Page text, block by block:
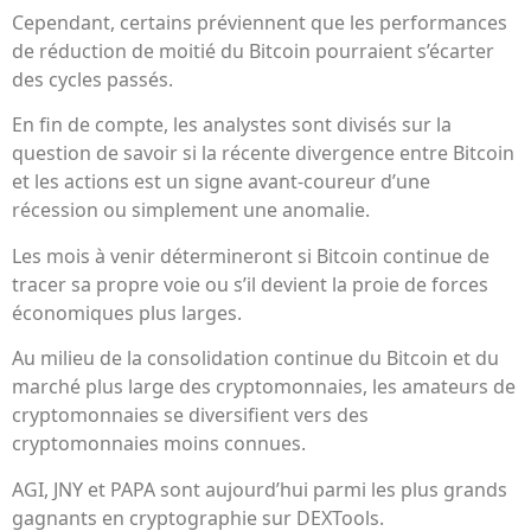
Cependant, certains préviennent que les performances
de réduction de moitié du Bitcoin pourraient s’écarter
des cycles passés.
En fin de compte, les analystes sont divisés sur la
question de savoir si la récente divergence entre Bitcoin
et les actions est un signe avant-coureur d’une
récession ou simplement une anomalie.
Les mois à venir détermineront si Bitcoin continue de
tracer sa propre voie ou s’il devient la proie de forces
économiques plus larges.
Au milieu de la consolidation continue du Bitcoin et du
marché plus large des cryptomonnaies, les amateurs de
cryptomonnaies se diversifient vers des
cryptomonnaies moins connues.
AGI, JNY et PAPA sont aujourd’hui parmi les plus grands
gagnants en cryptographie sur DEXTools.